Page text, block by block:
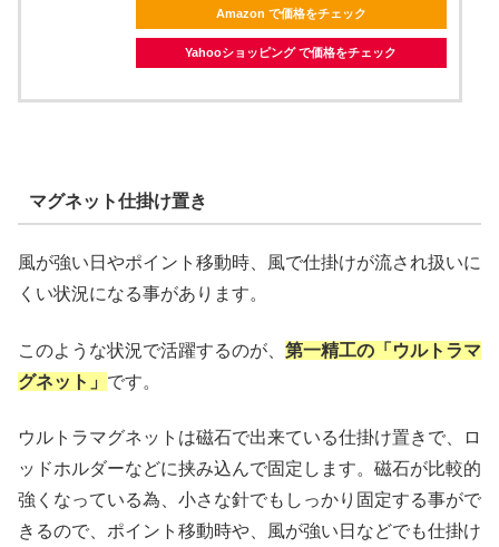
Amazon で価格をチェック
Yahooショッピング で価格をチェック
マグネット仕掛け置き
風が強い日やポイント移動時、風で仕掛けが流され扱いに
くい状況になる事があります。
このような状況で活躍するのが、 第一精工の「ウルトラマ
グネット」 です。
ウルトラマグネットは磁石で出来ている仕掛け置きで、ロ
ッドホルダーなどに挟み込んで固定します。磁石が比較的
強くなっている為、小さな針でもしっかり固定する事がで
きるので、ポイント移動時や、風が強い日などでも仕掛け